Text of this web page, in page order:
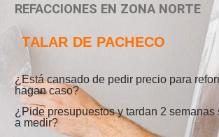
REFACCIONES EN ZONA NORTE
TALAR DE PACHECO
¿Está cansado de pedir precio para
hagan caso?
¿Pide presupuestos y tardan 2 semanas
a medir?